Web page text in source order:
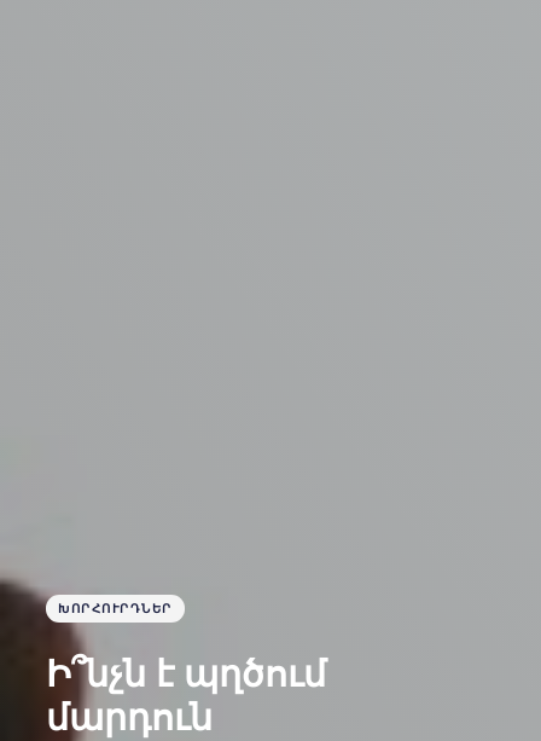
ԽՈՐՀՈՒՐԴՆԵՐ
Ի՞նչն է պղծում
մարդուն